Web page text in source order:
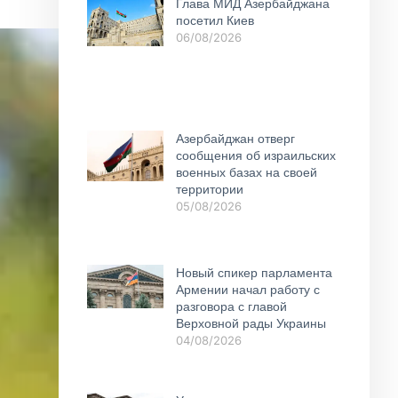
Глава МИД Азербайджана
посетил Киев
06/08/2026
Азербайджан отверг
сообщения об израильских
военных базах на своей
территории
05/08/2026
Новый спикер парламента
Армении начал работу с
разговора с главой
Верховной рады Украины
04/08/2026